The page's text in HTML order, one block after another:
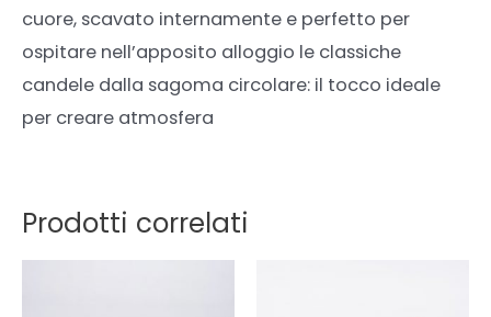
cuore, scavato internamente e perfetto per
ospitare nell’apposito alloggio le classiche
candele dalla sagoma circolare: il tocco ideale
per creare atmosfera
Prodotti correlati